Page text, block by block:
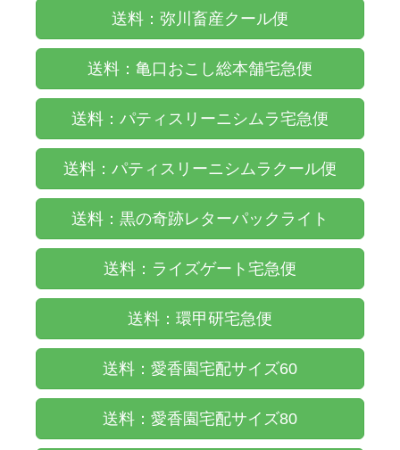
送料：弥川畜産クール便
送料：亀口おこし総本舗宅急便
送料：パティスリーニシムラ宅急便
送料：パティスリーニシムラクール便
送料：黒の奇跡レターパックライト
送料：ライズゲート宅急便
送料：環甲研宅急便
送料：愛香園宅配サイズ60
送料：愛香園宅配サイズ80